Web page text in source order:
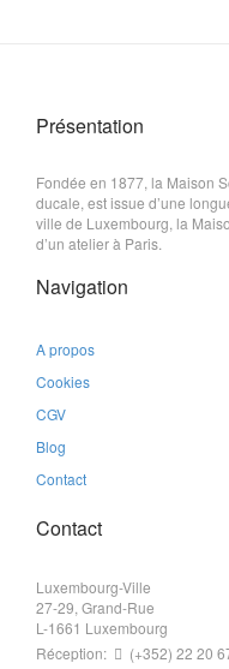
Présentation
Fondée en 1877, la Maison
ducale, est issue d’une
ville de Luxembourg, la
d’un atelier à Paris.
Navigation
A propos
Cookies
CGV
Blog
Contact
Contact
Luxembourg-Ville
27-29, Grand-Rue
L-1661 Luxembourg
Réception:
(+352) 22 20